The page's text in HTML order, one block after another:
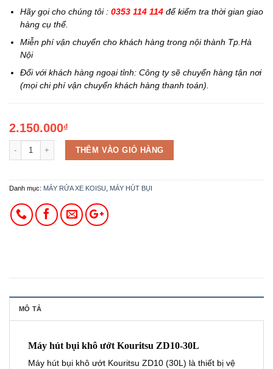
Hãy gọi cho chúng tôi : 0353 114 114để kiểm tra thời gian giao
hàng cụ thể.
Miễn phí vận chuyển cho khách hàng trong nội thành Tp.Hà
Nội
Đối với khách hàng ngoại tỉnh: Công ty sẽ chuyển hàng tận nơi
(mọi chi phí vận chuyển khách hàng thanh toán).
2.150.000₫
THÊM VÀO GIỎ HÀNG
Danh mục: MÁY RỬA XE KOISU MÁY HÚT BỤI
MÔ TẢ
Máy hút bụi khô ướt Kouritsu ZD10-30L
Máy hút bụi khô ướt Kouritsu ZD10 (30L) là thiết bị vệ